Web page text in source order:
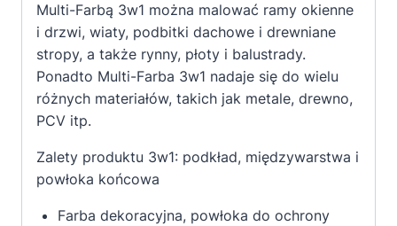
Multi-Farbą 3w1 można malować ramy okienne
i drzwi, wiaty, podbitki dachowe i drewniane
stropy, a także rynny, płoty i balustrady.
Ponadto Multi-Farba 3w1 nadaje się do wielu
różnych materiałów, takich jak metale, drewno,
PCV itp.
Zalety produktu 3w1: podkład, międzywarstwa i
powłoka końcowa
Farba dekoracyjna, powłoka do ochrony